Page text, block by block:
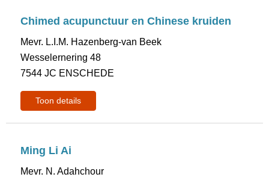
Chimed acupunctuur en Chinese kruiden
Mevr. L.I.M. Hazenberg-van Beek
Wesselernering 48
7544 JC ENSCHEDE
Toon details
Ming Li Ai
Mevr. N. Adahchour